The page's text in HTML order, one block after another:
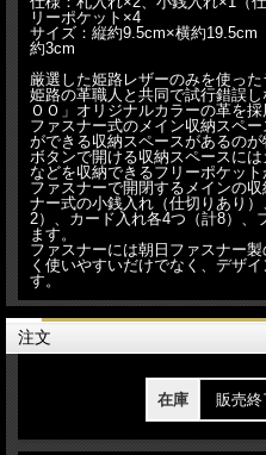
リーポケット×4
サイズ：縦約9.5cm×横約19.5cm
約3cm
厳選した姫路レザーのみを使った
姫路の革職人と共同で試行錯誤
ＯＯ」オリジナルカラーの革を採
ファスナー式のメイン収納スペ
ができる収納スペースがあるのが
ボタンで開ける収納スペースに
などを収納できるフリーポケット
ファスナーで開閉するメインの
ナー式の小銭入れ（仕切りあり
2）、カード入れ各4つ（計8）、
ます。
ファスナーには朝日ファスナー
く使いやすいだけでなく、デザ
す。
注文
在庫 販売終